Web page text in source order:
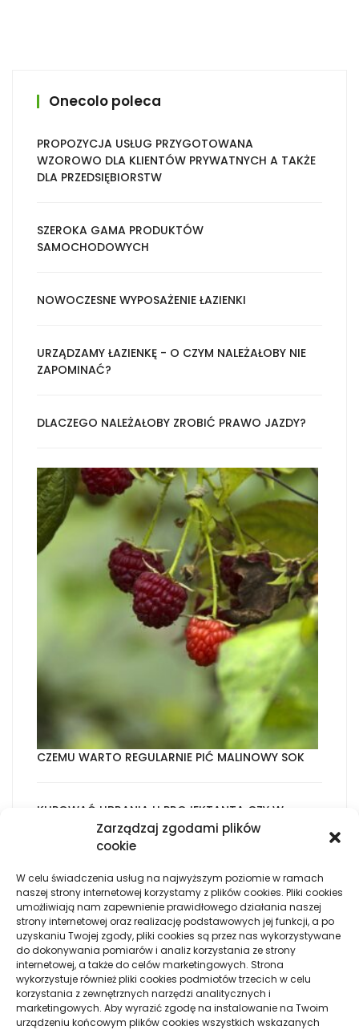
Zarządzaj zgodami plików
cookie
W celu świadczenia usług na najwyższym poziomie w ramach
naszej strony internetowej korzystamy z plików cookies. Pliki cookies
umożliwiają nam zapewnienie prawidłowego działania naszej
strony internetowej oraz realizację podstawowych jej funkcji, a po
uzyskaniu Twojej zgody, pliki cookies są przez nas wykorzystywane
do dokonywania pomiarów i analiz korzystania ze strony
internetowej, a także do celów marketingowych. Strona
wykorzystuje również pliki cookies podmiotów trzecich w celu
korzystania z zewnętrznych narzędzi analitycznych i
marketingowych. Aby wyrazić zgodę na instalowanie na Twoim
urządzeniu końcowym plików cookies wszystkich wskazanych
Onecolo poleca
PROPOZYCJA USŁUG PRZYGOTOWANA
WZOROWO DLA KLIENTÓW PRYWATNYCH A TAKŻE
DLA PRZEDSIĘBIORSTW
SZEROKA GAMA PRODUKTÓW
SAMOCHODOWYCH
NOWOCZESNE WYPOSAŻENIE ŁAZIENKI
URZĄDZAMY ŁAZIENKĘ - O CZYM NALEŻAŁOBY NIE
ZAPOMINAĆ?
DLACZEGO NALEŻAŁOBY ZROBIĆ PRAWO JAZDY?
CZEMU WARTO REGULARNIE PIĆ MALINOWY SOK
KUPOWAĆ UBRANIA U PROJEKTANTA CZY W
PUNKCIE SPRZEDAŻY BĄDŹ ZLECIĆ SZWALNI?
JAKIE WŁĄCZNIKI ŚWIATŁA SPRAWDZĄ SIĘ W STYLU
INDUSTRIALNYM?
MASECZKA DO SZTUCZNEGO ODDYCHANIA
DZIERŻAWA DRUKARKI